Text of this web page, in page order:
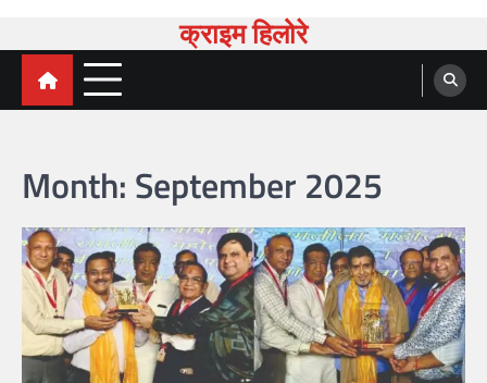
क्राइम हिलोरे
Month: September 2025